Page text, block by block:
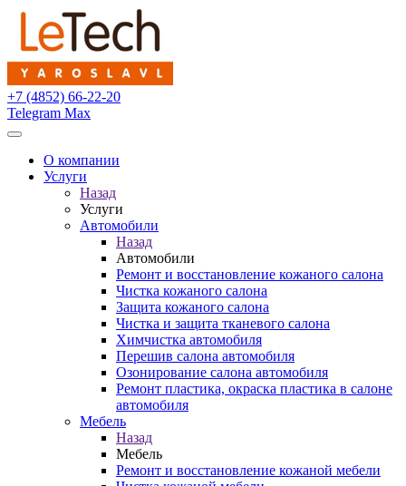
+7 (4852) 66-22-20
Telegram Max
О компании
Услуги
Назад
Услуги
Автомобили
Назад
Автомобили
Ремонт и восстановление кожаного салона
Чистка кожаного салона
Защита кожаного салона
Чистка и защита тканевого салона
Химчистка автомобиля
Перешив салона автомобиля
Озонирование салона автомобиля
Ремонт пластика, окраска пластика в салоне
автомобиля
Мебель
Назад
Мебель
Ремонт и восстановление кожаной мебели